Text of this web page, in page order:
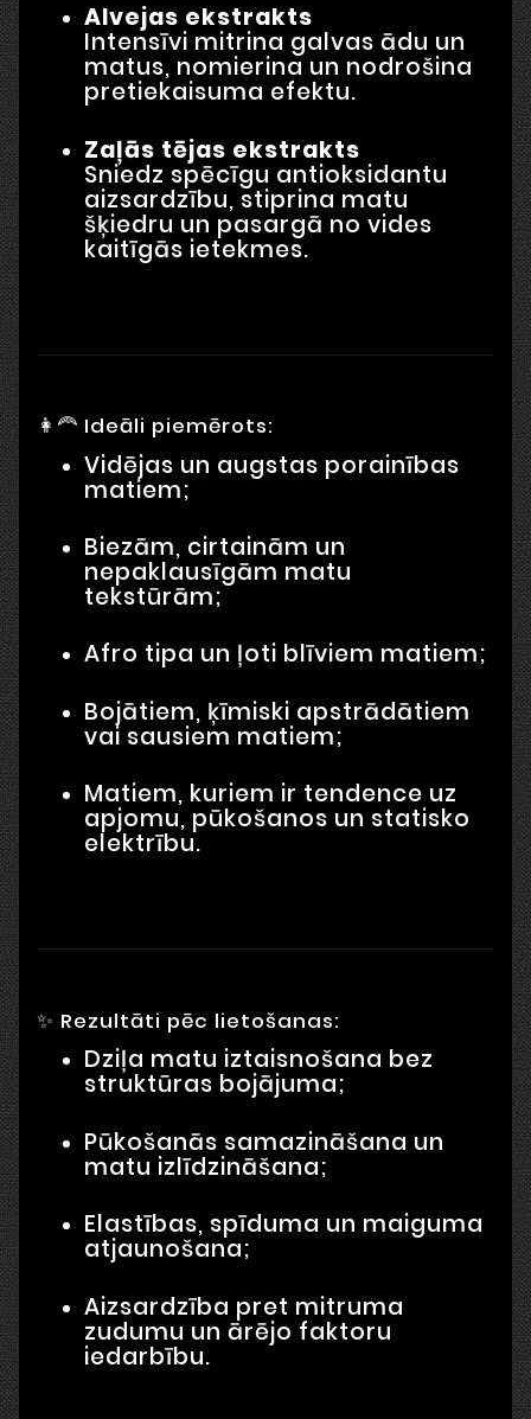
Alvejas ekstrakts
Intensīvi mitrina galvas ādu un
matus, nomierina un nodrošina
pretiekaisuma efektu.
Zaļās tējas ekstrakts
Sniedz spēcīgu antioksidantu
aizsardzību, stiprina matu
šķiedru un pasargā no vides
kaitīgās ietekmes.
👩‍🦰 Ideāli piemērots:
Vidējas un augstas porainības
matiem;
Biezām, cirtainām un
nepaklausīgām matu
tekstūrām;
Afro tipa un ļoti blīviem matiem;
Bojātiem, ķīmiski apstrādātiem
vai sausiem matiem;
Matiem, kuriem ir tendence uz
apjomu, pūkošanos un statisko
elektrību.
✨ Rezultāti pēc lietošanas:
Dziļa matu iztaisnošana bez
struktūras bojājuma;
Pūkošanās samazināšana un
matu izlīdzināšana;
Elastības, spīduma un maiguma
atjaunošana;
Aizsardzība pret mitruma
zudumu un ārējo faktoru
iedarbību.